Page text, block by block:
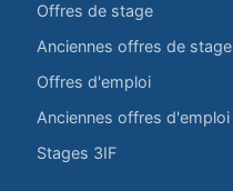
Offres de stage
Anciennes offres de stage
Offres d'emploi
Anciennes offres d'emploi
Stages 3IF